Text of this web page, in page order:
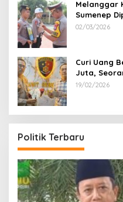
Melanggar
Sumenep
02/03/2026
Curi Uang
Juta,
Reskrim
19/02/2026
Politik Terbaru